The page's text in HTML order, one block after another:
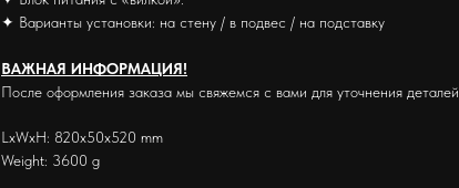
✦ Варианты установки: на стену / в подвес / на подставку
ВАЖНАЯ ИНФОРМАЦИЯ!
После оформления заказа мы свяжемся с вами для уточнения деталей.
LxWxH: 820x50x520 mm
Weight: 3600 g